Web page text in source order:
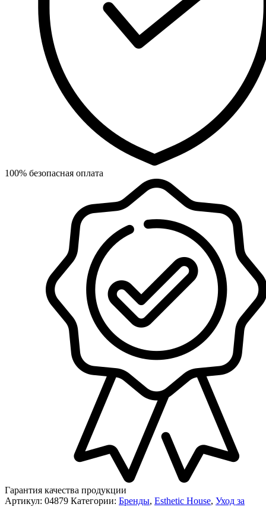
100% безопасная оплата
Гарантия качества продукции
Артикул: 04879 Категории: Бренды, Esthetic House, Уход за